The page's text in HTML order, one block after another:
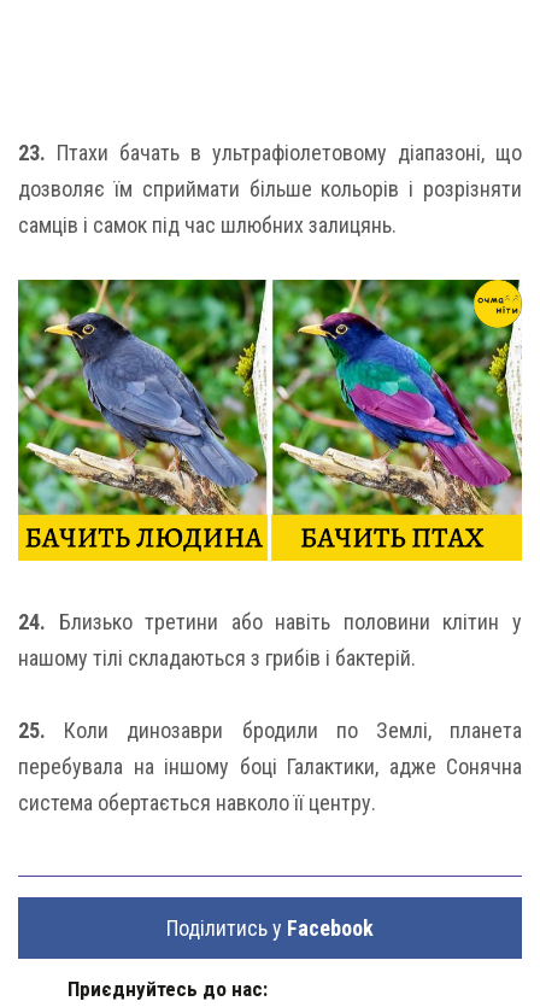
23. Птахи бачать в ультрафіолетовому діапазоні, що
дозволяє їм сприймати більше кольорів і розрізняти
самців і самок під час шлюбних залицянь.
24. Близько третини або навіть половини клітин у
нашому тілі складаються з грибів і бактерій.
25. Коли динозаври бродили по Землі, планета
перебувала на іншому боці Галактики, адже Сонячна
система обертається навколо її центру.
Поділитись у Facebook
Приєднуйтесь до нас: